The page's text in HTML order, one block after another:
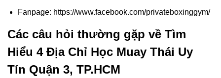
Fanpage: https://www.facebook.com/privateboxinggym/
Các câu hỏi thường gặp về Tìm
Hiểu 4 Địa Chỉ Học Muay Thái Uy
Tín Quận 3, TP.HCM